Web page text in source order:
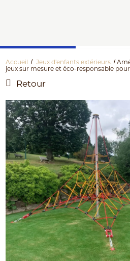
Accueil Jeux d'enfants extérieurs
jeux sur mesure et éco-responsable
Retour